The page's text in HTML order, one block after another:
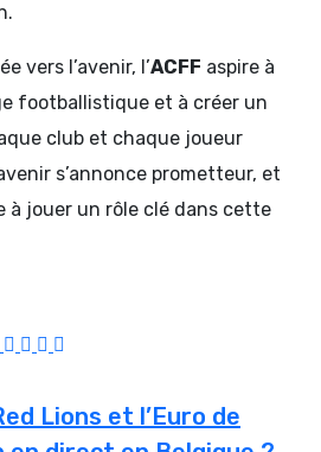
vers l’avenir, l’ACFF aspire à
footballistique et à créer un
club et chaque joueur
s’annonce prometteur, et
à jouer un rôle clé dans cette
Youtube
LinkedIn
Pinterest
Whatsapp
Lions et l’Euro de